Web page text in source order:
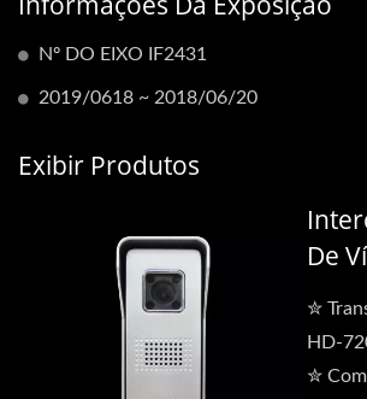
Nº DO EIXO IF2431
2019/0618 ~ 2018/06/20
Exibir Produtos
De
✮
HD-
✮